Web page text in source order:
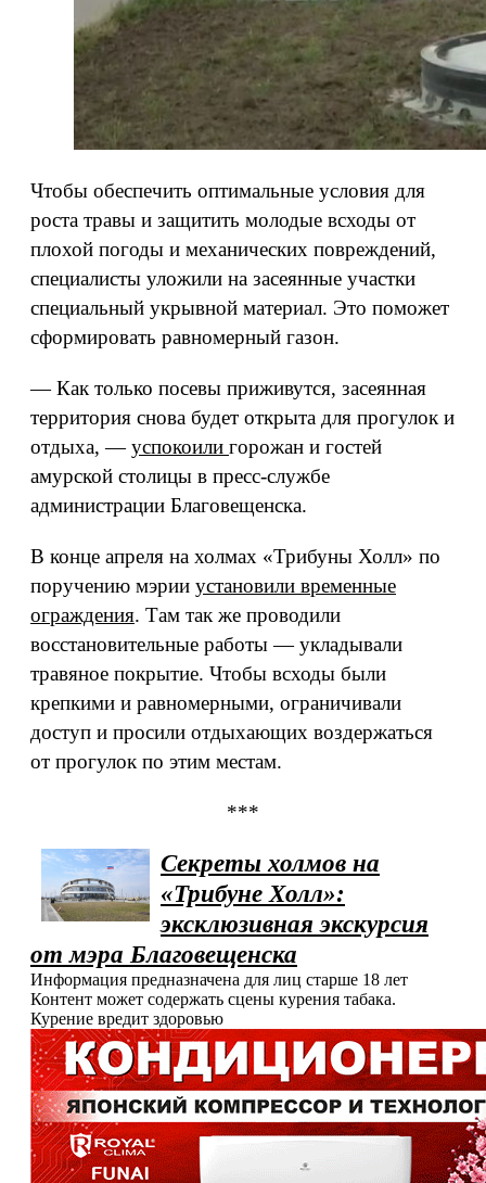
Чтобы обеспечить оптимальные условия для
роста травы и защитить молодые всходы от
плохой погоды и механических повреждений,
специалисты уложили на засеянные участки
специальный укрывной материал. Это поможет
сформировать равномерный газон.
— Как только посевы приживутся, засеянная
территория снова будет открыта для прогулок и
отдыха, —успокоили горожан и гостей
амурской столицы в пресс-службе
администрации Благовещенска.
В конце апреля на холмах «Трибуны Холл» по
поручению мэрии установили временные
ограждения. Там так же проводили
восстановительные работы — укладывали
травяное покрытие. Чтобы всходы были
крепкими и равномерными, ограничивали
доступ и просили отдыхающих воздержаться
от прогулок по этим местам.
***
Секреты холмов на
«Трибуне Холл»:
эксклюзивная экскурсия
от мэра Благовещенска
Информация предназначена для лиц старше 18 лет
Контент может содержать сцены курения табака.
Курение вредит здоровью